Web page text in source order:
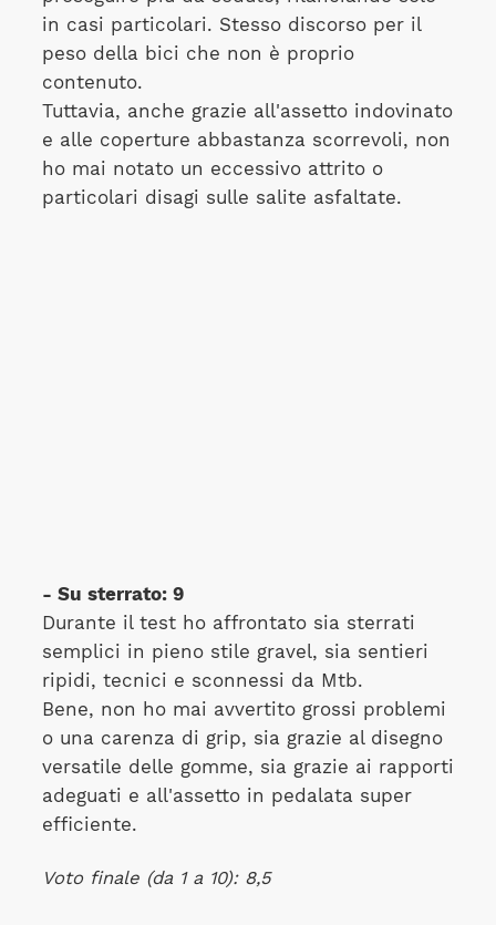
in casi particolari. Stesso discorso per il
peso della bici che non è proprio
contenuto.
Tuttavia, anche grazie all'assetto indovinato
e alle coperture abbastanza scorrevoli, non
ho mai notato un eccessivo attrito o
particolari disagi sulle salite asfaltate.
- Su sterrato: 9
Durante il test ho affrontato sia sterrati
semplici in pieno stile gravel, sia sentieri
ripidi, tecnici e sconnessi da Mtb.
Bene, non ho mai avvertito grossi problemi
o una carenza di grip, sia grazie al disegno
versatile delle gomme, sia grazie ai rapporti
adeguati e all'assetto in pedalata super
efficiente.
Voto finale (da 1 a 10): 8,5